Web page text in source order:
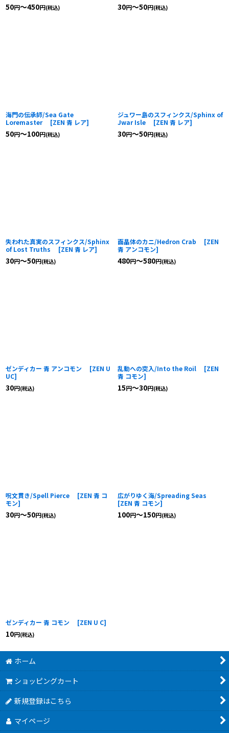
50円～450円(税込) 30円～50円(税込)
海門の伝承師/Sea Gate
Loremaster
[ZEN 青 レア]
50円～100円(税込)
ジュワー島のスフィンクス/Sphinx of
Jwar Isle
[ZEN 青 レア]
30円～50円(税込)
失われた真実のスフィンクス/Sphinx
of Lost Truths
[ZEN 青 レア]
30円～50円(税込)
面晶体のカニ/Hedron Crab [ZEN
青 アンコモン]
480円～580円(税込)
ゼンディカー 青 アンコモン [ZEN U
UC]
30円(税込)
乱動への突入/Into the Roil [ZEN
青 コモン]
15円～30円(税込)
呪文貫き/Spell Pierce [ZEN 青 コ
モン]
30円～50円(税込)
広がりゆく海/Spreading Seas
[ZEN 青 コモン]
100円～150円(税込)
ゼンディカー 青 コモン [ZEN U C]
10円(税込)
ホーム
ショッピングカート
新規登録はこちら
マイページ